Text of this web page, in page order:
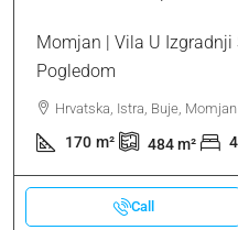
Momjan | Vila U Izgradnji
Pogledom
Hrvatska, Istra, Buje, Momjan
170 m² 484m² 4
Call